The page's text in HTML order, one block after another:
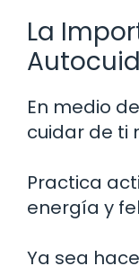
La
En medio
cuidar de ti
Practica
energía y
Ya sea